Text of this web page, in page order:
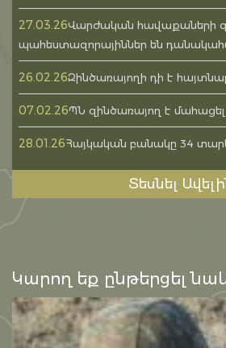
27.03.26Վարժական հավաքաների
պահեստազորայիններ են
26.02.26Զինծառայողի դի է
07.02.26ՊՆ զինծառայող է մահացել
28.01.26Հայկական բանակը 34
Տեսնել
Կարող եք ընթերցել